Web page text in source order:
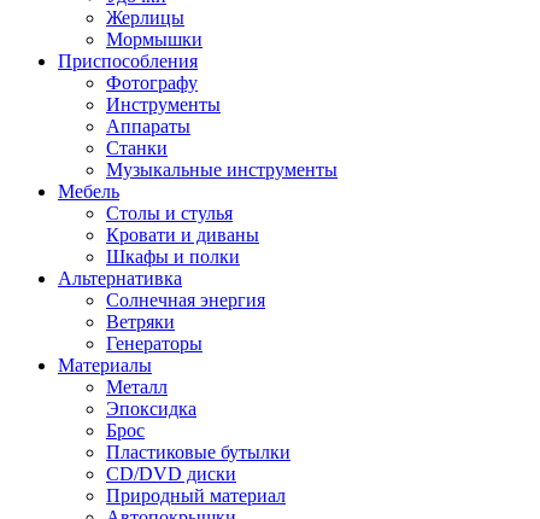
Жерлицы
Мормышки
Приспособления
Фотографу
Инструменты
Аппараты
Станки
Музыкальные инструменты
Мебель
Столы и стулья
Кровати и диваны
Шкафы и полки
Альтернативка
Солнечная энергия
Ветряки
Генераторы
Материалы
Металл
Эпоксидка
Брос
Пластиковые бутылки
CD/DVD диски
Природный материал